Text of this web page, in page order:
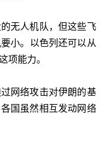
无人机队，但这些飞
小。以色列还可以从
项能力。
网络攻击对伊朗的基
国虽然相互发动网络